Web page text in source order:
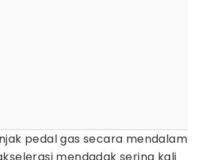
pedal gas secara mendalam